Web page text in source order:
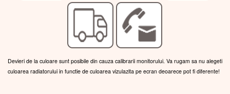
Devieri de la culoare sunt posibile din cauza calibrarii monitorului. Va rugam sa nu alegeti
culoarea radiatorului in functie de culoarea vizulazita pe ecran deoarece pot fi diferente!